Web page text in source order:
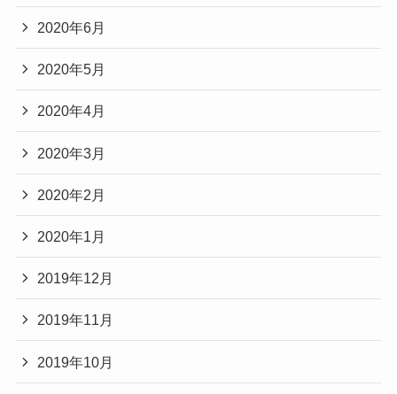
2020年6月
2020年5月
2020年4月
2020年3月
2020年2月
2020年1月
2019年12月
2019年11月
2019年10月